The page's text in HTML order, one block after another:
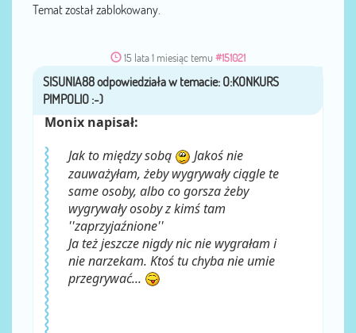
Temat został zablokowany.
15 lata 1 miesiąc temu #151021
przezSISUNIA88
Monix napisał:
Jak to między sobą
Jakoś nie
zauważyłam, żeby wygrywały ciągle te
same osoby, albo co gorsza żeby
wygrywały osoby z kimś tam
''zaprzyjaźnione''
Ja też jeszcze nigdy nic nie wygrałam i
nie narzekam. Ktoś tu chyba nie umie
przegrywać...